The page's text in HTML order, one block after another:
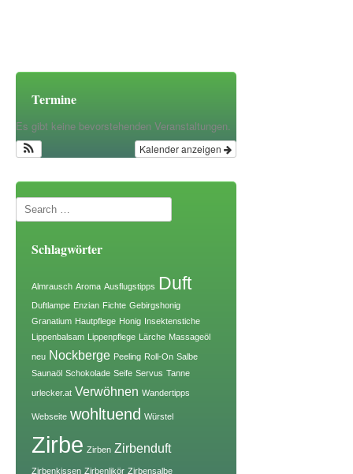
Termine
Es gibt keine bevorstehenden Veranstaltungen.
Kalender anzeigen
Search
Schlagwörter
Almrausch Aroma Ausflugstipps Duft
Duftlampe Enzian Fichte Gebirgshonig
Granatium Hautpflege Honig Insektenstiche
Lippenbalsam Lippenpflege Lärche Massageöl
neu Nockberge Peeling Roll-On Salbe
Saunaöl Schokolade Seife Servus Tanne
urlecker.at Verwöhnen Wandertipps
Webseite wohltuend Würstel
Zirbe Zirben Zirbenduft
Zirbenkissen Zirbenlikör Zirbensalbe